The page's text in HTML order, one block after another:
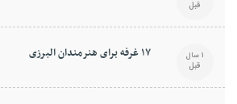
قبل
۱۷ غرفه برای هنرمندان البرزی 1 سال
قبل